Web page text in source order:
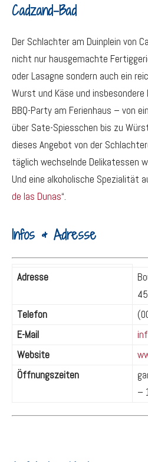
Cadzand-Bad
Der Schlachter am Duinplein von
nicht nur hausgemachte
oder Lasagne sondern auch ein
Wurst und Käse und
BBQ-Party am Ferienhaus – von
über Sate-Spiesschen bis zu
dieses Angebot von der
täglich wechselnde Delikatessen
Und eine alkoholische Spezialität
de las Dunas“.
Infos & Adresse
Adresse
Telefon
E-Mail
Website
Öffnungszeiten
–